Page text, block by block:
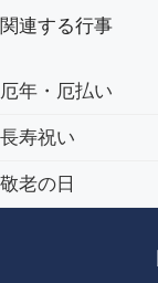
関連する行事
厄年・厄払い
長寿祝い
敬老の日